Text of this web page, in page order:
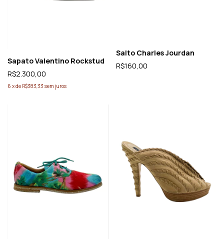
Sapato Valentino Rockstud
R$2.300,00
6 xde R$383,33 sem juros
Salto Charles Jourdan
R$160,00